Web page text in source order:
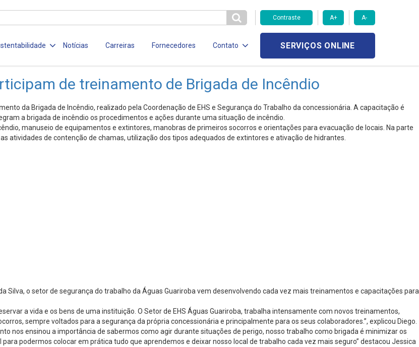
Contraste A+ A-
Notícias Carreiras Fornecedores Contato SERVIÇOS ONLINE
de treinamento de Brigada de Incêndio
da Brigada de Incêndio, realizado pela Coordenação de EHS e Segurança do Trabalho da concessionária. A capacitação é
a brigada de incêndio os procedimentos e ações durante uma situação de incêndio.
manuseio de equipamentos e extintores, manobras de primeiros socorros e orientações para evacuação de locais. Na parte
de contenção de chamas, utilização dos tipos adequados de extintores e ativação de hidrantes.
Silva, o setor de segurança do trabalho da Águas Guariroba vem desenvolvendo cada vez mais treinamentos e capacitações para
a vida e os bens de uma instituição. O Setor de EHS Águas Guariroba, trabalha intensamente com novos treinamentos,
sempre voltados para a segurança da própria concessionária e principalmente para os seus colaboradores.”, explicou Diego.
nos ensinou a importância de sabermos como agir durante situações de perigo, nosso trabalho como brigada é minimizar os
podermos colocar em prática tudo que aprendemos e deixar nosso local de trabalho cada vez mais seguro” destacou Jessica